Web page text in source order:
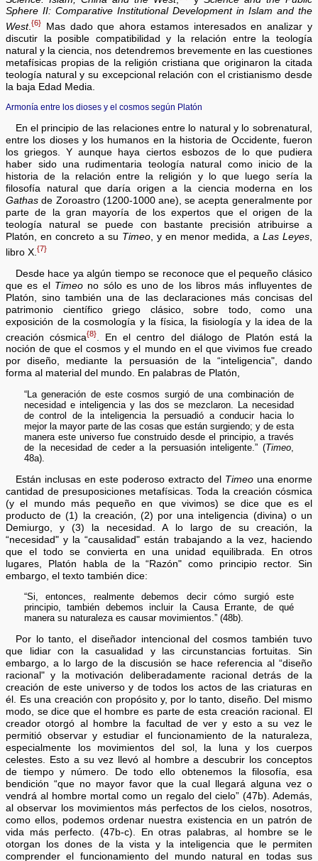
Sphere II: Comparative Institutional Development in Islam and the
West.{6}
Mas dado que ahora estamos interesados en analizar y
discutir la posible compatibilidad y la relación entre la teología
natural y la ciencia, nos detendremos brevemente en las cuestiones
metafísicas propias de la religión cristiana que originaron la citada
teología natural y su excepcional relación con el cristianismo desde
la baja Edad Media.
Armonía entre los dioses y el cosmos según Platón
En el principio de las relaciones entre lo natural y lo sobrenatural,
entre los dioses y los humanos en la historia de Occidente, fueron
los griegos. Y aunque haya ciertos esbozos de lo que pudiera
haber sido una rudimentaria teología natural como inicio de la
historia de la relación entre la religión y lo que luego sería la
filosofía natural que daría origen a la ciencia moderna en los
Gathas de Zoroastro (1200-1000 ane), se acepta generalmente por
parte de la gran mayoría de los expertos que el origen de la
teología natural se puede con bastante precisión atribuirse a
Platón, en concreto a su Timeo, y en menor medida, a Las Leyes,
libro X.{7}
Desde hace ya algún tiempo se reconoce que el pequeño clásico
que es el Timeo no sólo es uno de los libros más influyentes de
Platón, sino también una de las declaraciones más concisas del
patrimonio científico griego clásico, sobre todo, como una
exposición de la cosmología y la física, la fisiología y la idea de la
creación cósmica{8}
. En el centro del diálogo de Platón está la
noción de que el cosmos y el mundo en el que vivimos fue creado
por diseño, mediante la persuasión de la “inteligencia", dando
forma al material del mundo. En palabras de Platón,
“La generación de este cosmos surgió de una combinación de
necesidad e inteligencia y las dos se mezclaron. La necesidad
de control de la inteligencia la persuadió a conducir hacia lo
mejor la mayor parte de las cosas que están surgiendo; y de esta
manera este universo fue construido desde el principio, a través
de la necesidad de ceder a la persuasión inteligente.” (Timeo,
48a).
Están inclusas en este poderoso extracto del Timeouna enorme
cantidad de presuposiciones metafísicas. Toda la creación cósmica
(y el mundo más pequeño en que vivimos) se dice que es el
producto de (1) la creación, (2) por una inteligencia (divina) o un
Demiurgo, y (3) la necesidad. A lo largo de su creación, la
“necesidad" y la “causalidad" están trabajando a la vez, haciendo
que el todo se convierta en una unidad equilibrada. En otros
lugares, Platón habla de la “Razón" como principio rector. Sin
embargo, el texto también dice:
“Si, entonces, realmente debemos decir cómo surgió este
principio, también debemos incluir la Causa Errante, de qué
manera su naturaleza es causar movimientos.” (48b).
Por lo tanto, el diseñador intencional del cosmos también tuvo
que lidiar con la casualidad y las circunstancias fortuitas. Sin
embargo, a lo largo de la discusión se hace referencia al “diseño
racional" y la motivación deliberadamente racional detrás de la
creación de este universo y de todos los actos de las criaturas en
él. Es una creación con propósito y, por lo tanto, diseño. Del mismo
modo, se dice que el hombre es parte de esta creación racional. El
creador otorgó al hombre la facultad de ver y esto a su vez le
permitió observar y estudiar el funcionamiento de la naturaleza,
especialmente los movimientos del sol, la luna y los cuerpos
celestes. Esto a su vez llevó al hombre a descubrir los conceptos
de tiempo y número. De todo ello obtenemos la filosofía, esa
bendición “que no mayor favor que la cual llegará alguna vez o
vendrá al hombre mortal como un regalo del cielo” (47b). Además,
al observar los movimientos más perfectos de los cielos, nosotros,
como ellos, podemos ordenar nuestra existencia en un patrón de
vida más perfecto. (47b-c). En otras palabras, al hombre se le
otorgan los dones de la vista y la inteligencia que le permiten
comprender el funcionamiento del mundo natural en todas sus